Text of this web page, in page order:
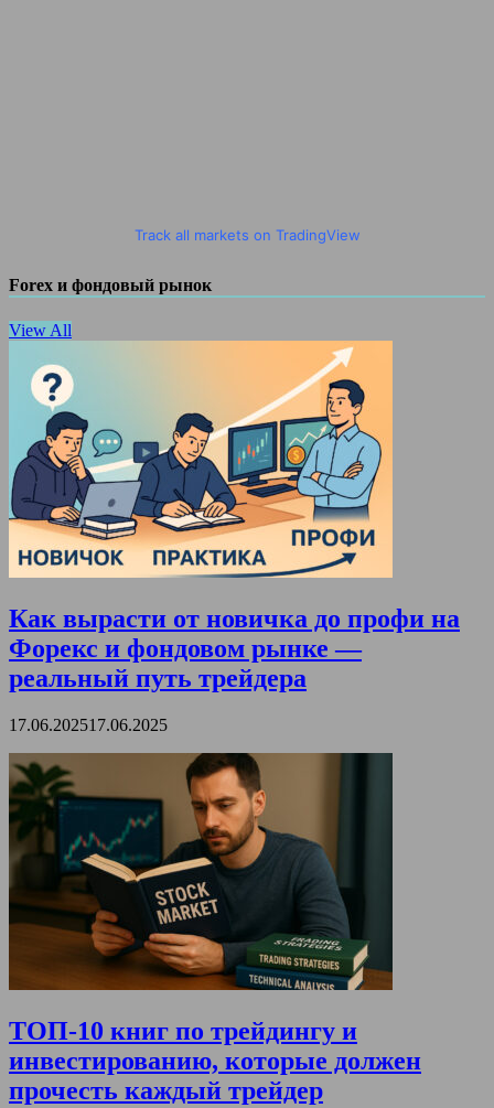
Track all markets on TradingView
Forex и фондовый рынок
View All
Как вырасти от новичка до профи на
Форекс и фондовом рынке —
реальный путь трейдера
17.06.202517.06.2025
ТОП-10 книг по трейдингу и
инвестированию, которые должен
прочесть каждый трейдер